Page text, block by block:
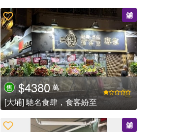
舖
售 $4380 萬
[大埔] 馳名食肆，食客紛至
舖